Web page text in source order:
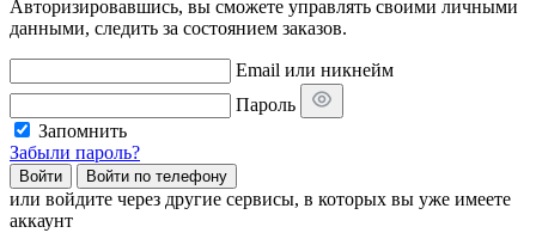
Авторизировавшись, вы сможете управлять своими личными
данными, следить за состоянием заказов.
Email или никнейм
Пароль
Запомнить
Забыли пароль?
Войти Войти по телефону
или войдите через другие сервисы, в которых вы уже имеете
аккаунт